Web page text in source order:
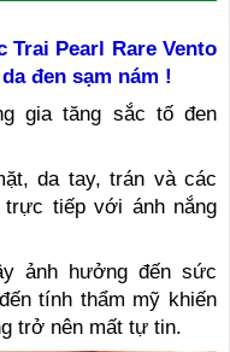
Trai Pearl Rare Vento
đen sạm nám !
gia tăng sắc tố đen
da tay, trán và các
tiếp với ánh nắng
ảnh hưởng đến sức
tính thẩm mỹ khiến
trở nên mất tự tin.